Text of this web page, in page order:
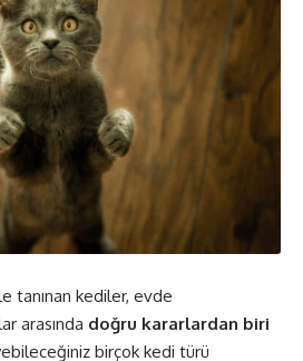
tanınan kediler, evde
arasında doğru kararlardan biri
birçok kedi türü